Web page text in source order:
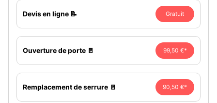
Devis en ligne 📝 Gratuit
Ouverture de porte 🚪 99,50 €*
Remplacement de serrure 🚪 90,50 €*